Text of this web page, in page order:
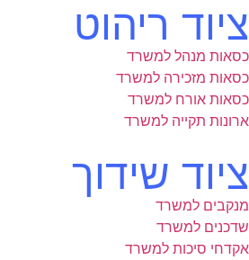
ציוד ריהוט
כסאות מנהל למשרד
כסאות מזכירה למשרד
כסאות אורח למשרד
ארונות תקייה למשרד
ציוד שידוך
מנקבים למשרד
שדכנים למשרד
אקדחי סיכות למשרד